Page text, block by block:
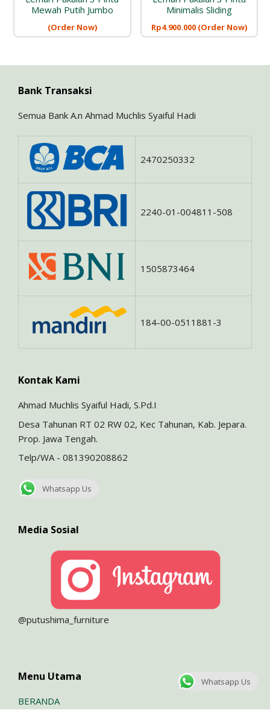
Mewah Putih Jumbo
(Order Now)
Minimalis Sliding
Rp4.900.000(Order Now)
Bank Transaksi
Semua Bank A.n Ahmad Muchlis Syaiful Hadi
2470250332
2240-01-004811-508
1505873464
184-00-0511881-3
Kontak Kami
Ahmad Muchlis Syaiful Hadi, S.Pd.I
Desa Tahunan RT 02 RW 02, Kec Tahunan, Kab. Jepara.
Prop. Jawa Tengah.
Telp/WA - 081390208862
Whatsapp Us
Media Sosial
@putushima_furniture
Menu Utama
BERANDA
Whatsapp Us